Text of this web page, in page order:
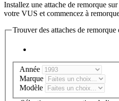
Installez une attache de remorque
votre VUS et commencez à
Trouver des attaches de remorque
Année
Marque
Modèle